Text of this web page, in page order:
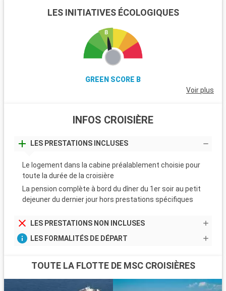
LES INITIATIVES ÉCOLOGIQUES
GREEN SCORE B
Voir plus
INFOS CROISIÈRE
LES PRESTATIONS INCLUSES
Le logement dans la cabine préalablement choisie pour
toute la durée de la croisière
La pension complète à bord du dîner du 1er soir au petit
dejeuner du dernier jour hors prestations spécifiques
LES PRESTATIONS NON INCLUSES
LES FORMALITÉS DE DÉPART
TOUTE LA FLOTTE DE MSC CROISIÈRES